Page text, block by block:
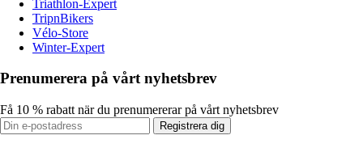
Triathlon-Expert
TripnBikers
Vélo-Store
Winter-Expert
Prenumerera på vårt nyhetsbrev
Få 10 % rabatt när du prenumererar på vårt nyhetsbrev
Registrera dig